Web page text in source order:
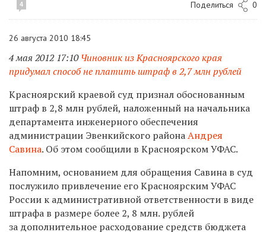
4 Поделиться 0
26 августа 2010 18:45
4 мая 2012 17:10 Чиновник из Красноярского края
придумал способ не платить штраф в 2,7 млн рублей
Красноярский краевой суд признал обоснованным
штраф в 2,8 млн рублей, наложенный на начальника
департамента инженерного обеспечения
администрации Эвенкийского районаАндрея
Савина. Об этом сообщили в Красноярском УФАС.
Напомним, основанием для обращения Савина в суд
послужило привлечение его Красноярским УФАС
России к административной ответственности в виде
штрафа в размере более 2, 8 млн. рублей
за дополнительное расходование средств бюджета